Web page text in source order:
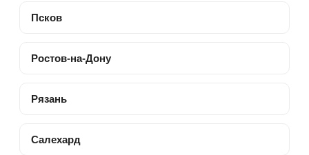
Псков
Ростов-на-Дону
Рязань
Салехард